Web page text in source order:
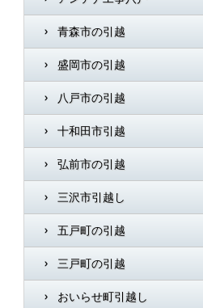
青森市の引越
盛岡市の引越
八戸市の引越
十和田市引越
弘前市の引越
三沢市引越し
五戸町の引越
三戸町の引越
おいらせ町引越し